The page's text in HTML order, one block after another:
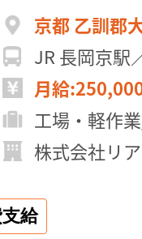
京都 乙訓郡
JR 長岡京駅
月給
工場・軽作
株式会社リ
給